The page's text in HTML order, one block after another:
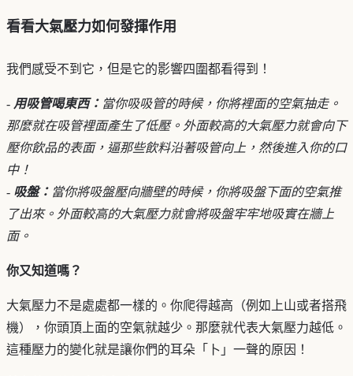
看看大氣壓力如何發揮作用
我們感受不到它，但是它的影響四圍都看得到！
- 用吸管喝東西： 當你吸吸管的時候，你將裡面的空氣抽走。
那麼就在吸管裡面產生了低壓。外面較高的大氣壓力就會向下
壓你飲品的表面，逼那些飲料沿著吸管向上，然後進入你的口
中！
- 吸盤： 當你將吸盤壓向牆壁的時候，你將吸盤下面的空氣推
了出來。外面較高的大氣壓力就會將吸盤牢牢地吸實在牆上
面。
你又知道嗎？
大氣壓力不是處處都一樣的。你爬得越高（例如上山或者搭飛
機），你頭頂上面的空氣就越少。那麼就代表大氣壓力越低。
這種壓力的變化就是讓你們的耳朵「卜」一聲的原因！